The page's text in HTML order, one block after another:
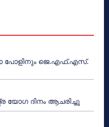
പോളിനും ജെ.എഫ്.എസ്.
യോഗ ദിനം ആചരിച്ചു